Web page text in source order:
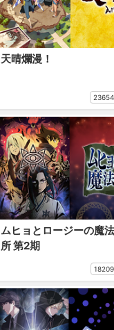
天晴爛漫！
23654
ムヒョとロージーの魔
所 第2期
18209